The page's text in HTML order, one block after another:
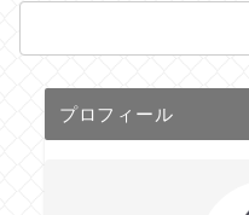
プロフィール